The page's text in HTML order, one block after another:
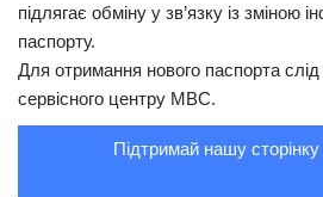
підлягає обміну у зв’язку із зміною
паспорту.
Для отримання нового паспорта
сервісного центру МВС.
Підтримай нашу